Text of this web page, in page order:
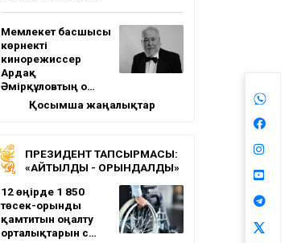
Мемлекет басшысы
көрнекті
кинорежиссер
Ардақ
Әмірқұловтың о…
Қосымша жаңалықтар
ПРЕЗИДЕНТ ТАПСЫРМАСЫ:
«АЙТЫЛДЫ - ОРЫНДАЛДЫ»
12 өңірде 1 850
төсек-орынды
қамтитын оңалту
орталықтарын с…